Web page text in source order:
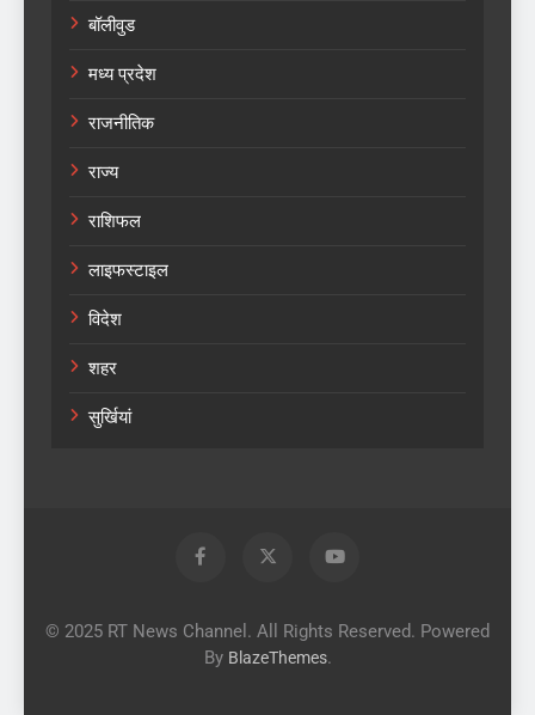
बॉलीवुड
मध्य प्रदेश
राजनीतिक
राज्य
राशिफल
लाइफस्टाइल
विदेश
शहर
सुर्खियां
© 2025 RT News Channel. All Rights Reserved. Powered
By BlazeThemes.